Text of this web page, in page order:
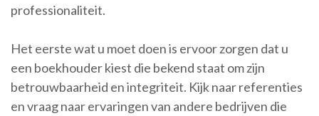
professionaliteit.
Het eerste wat u moet doen is ervoor zorgen dat u
een boekhouder kiest die bekend staat om zijn
betrouwbaarheid en integriteit. Kijk naar referenties
en vraag naar ervaringen van andere bedrijven die